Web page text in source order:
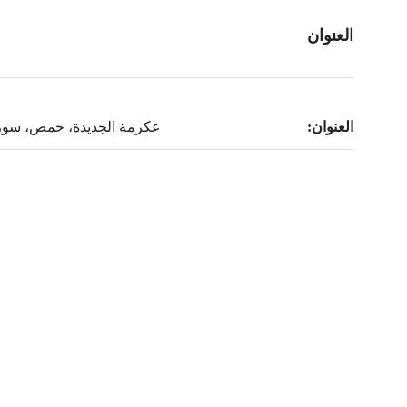
العنوان
العنوان: عكرمة الجديدة، حمص،